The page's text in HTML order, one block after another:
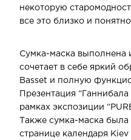
некоторую
все это близко и
Сумка-маска выполнена
сочетает в себе яркий
Basset и полную
Презентация
рамках экспозиции
Также сумка-маска
странице календаря Kiev